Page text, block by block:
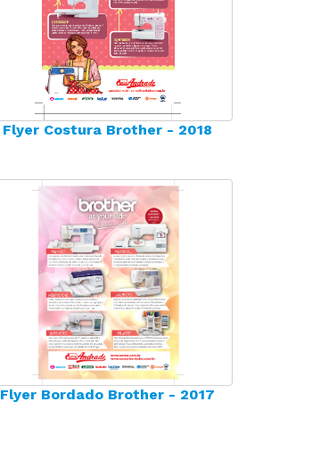
Flyer Costura Brother - 2018
Flyer Bordado Brother - 2017